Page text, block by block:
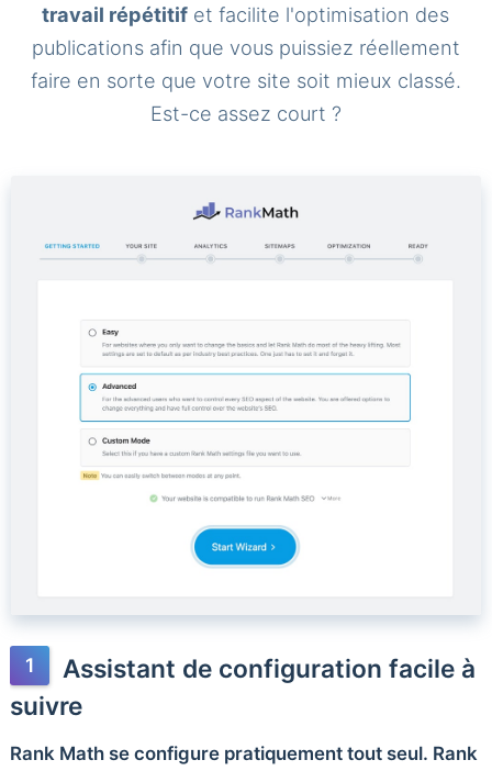
travail répétitif et facilite l'optimisation des
publications afin que vous puissiez réellement
faire en sorte que votre site soit mieux classé.
Est-ce assez court ?
Assistant de configuration facile à
suivre
Rank Math se configure pratiquement tout seul. Rank